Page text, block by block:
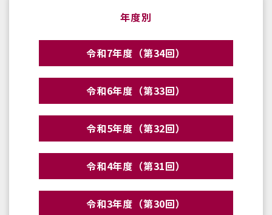
年度別
令和7年度（第34回）
令和6年度（第33回）
令和5年度（第32回）
令和4年度（第31回）
令和3年度（第30回）